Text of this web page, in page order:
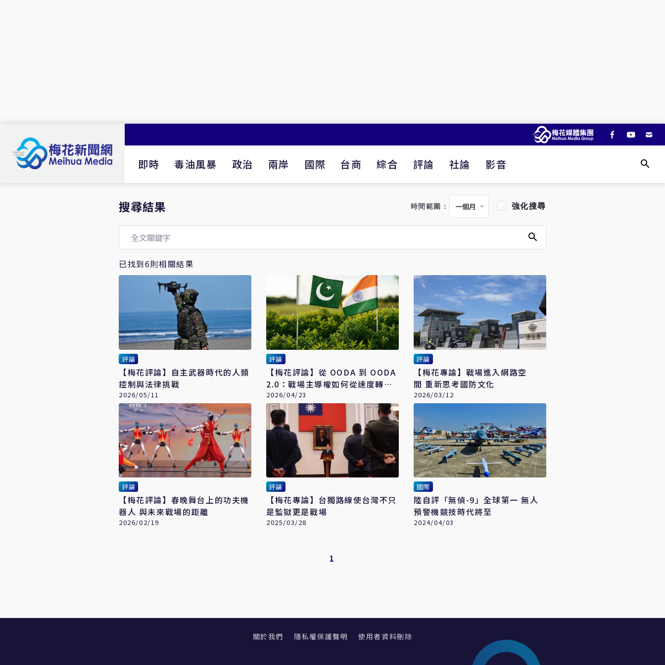
即時 毒油風暴 政治 兩岸 國際 台商 綜合 評論 社論 影音
搜尋結果 時間範圍： 強化搜尋
已找到6則相關結果
評論
【梅花評論】自主武器時代的人類
控制與法律挑戰
2026/05/11
評論
【梅花評論】從 OODA 到 OODA
2.0：戰場主導權如何從速度轉向
認知
2026/04/23
評論
【梅花專論】戰場進入網路空
間 重新思考國防文化
2026/03/12
評論
【梅花評論】春晚舞台上的功夫機
器人 與未來戰場的距離
2026/02/19
評論
【梅花專論】台獨路線使台灣不只
是監獄更是戰場
2025/03/28
國際
陸自評「無偵-9」全球第一 無人
預警機競技時代將至
2024/04/03
1
關於我們 隱私權保護聲明 使用者資料刪除